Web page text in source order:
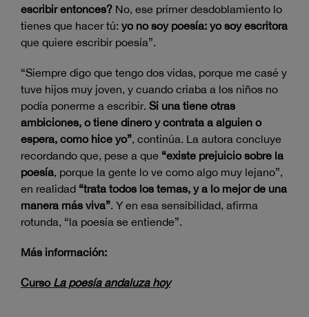
escribir entonces? No, ese primer desdoblamiento lo
tienes que hacer tú: yo no soy poesía: yo soy escritora
que quiere escribir poesía”.
“Siempre digo que tengo dos vidas, porque me casé y
tuve hijos muy joven, y cuando criaba a los niños no
podía ponerme a escribir. Si una tiene otras
ambiciones, o tiene dinero y contrata a alguien o
espera, como hice yo”, continúa. La autora concluye
recordando que, pese a que “existe prejuicio sobre la
poesía, porque la gente lo ve como algo muy lejano”,
en realidad “trata todos los temas, y a lo mejor de una
manera más viva”. Y en esa sensibilidad, afirma
rotunda, “la poesía se entiende”.
Más información:
Curso La poesía andaluza hoy